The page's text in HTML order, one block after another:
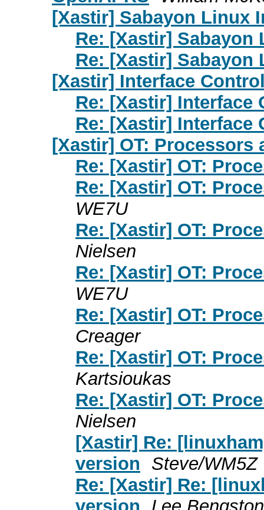
[Xastir] Sabayon Linux
Re: [Xastir] Sabayon
Re: [Xastir] Sabayon
[Xastir] Interface
Re: [Xastir] Interface
Re: [Xastir] Interface
[Xastir] OT: Processors
Re: [Xastir] OT:
Re: [Xastir] OT:
WE7U
Re: [Xastir] OT:
Nielsen
Re: [Xastir] OT:
WE7U
Re: [Xastir] OT:
Creager
Re: [Xastir] OT:
Kartsioukas
Re: [Xastir] OT:
Nielsen
[Xastir] Re:
version
Steve/WM5Z
Re: [Xastir] Re: